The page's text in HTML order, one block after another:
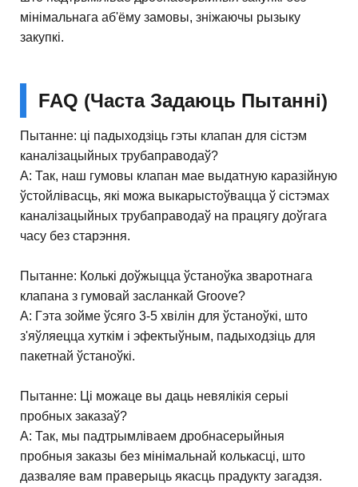
мінімальнага аб'ёму замовы, зніжаючы рызыку
закупкі.
FAQ (часта Задаюць Пытанні)
Пытанне: ці падыходзіць гэты клапан для сістэм
каналізацыйных трубаправодаў?
A: Так, наш гумовы клапан мае выдатную каразійную
ўстойлівасць, які можа выкарыстоўвацца ў сістэмах
каналізацыйных трубаправодаў на працягу доўгага
часу без старэння.
Пытанне: Колькі доўжыцца ўстаноўка зваротнага
клапана з гумовай засланкай Groove?
A: Гэта зойме ўсяго 3-5 хвілін для ўстаноўкі, што
з'яўляецца хуткім і эфектыўным, падыходзіць для
пакетнай ўстаноўкі.
Пытанне: Ці можаце вы даць невялікія серыі
пробных заказаў?
A: Так, мы падтрымліваем дробнасерыйныя
пробныя заказы без мінімальнай колькасці, што
дазваляе вам праверыць якасць прадукту загадзя.